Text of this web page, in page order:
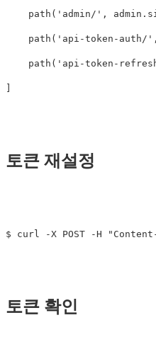
path ( 'admin/' , admin .
path ( 'api-token-auth/' ,
path ( 'api-token-
토큰 재설정
토큰 확인